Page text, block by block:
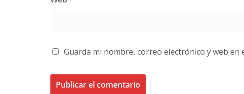
Guarda mi nombre, correo electrónico y web